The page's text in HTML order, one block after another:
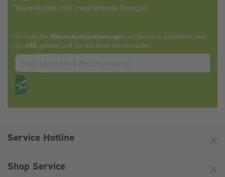
Warenkunde und inspirierende Rezepte.
Ich habe die Datenschutzbestimmungen zur Kenntnis genommen und
die AGB gelesen und bin mit ihnen einverstanden.
Zum abbonieren des Newsletters, bitte E-Mail Adresse
Anti-Roboter-Verifizierung
Service Hotline
Shop Service